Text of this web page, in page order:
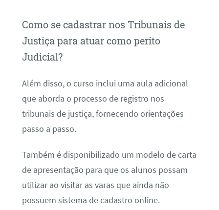
Como se cadastrar nos Tribunais de
Justiça para atuar como perito
Judicial?
Além disso, o curso inclui uma aula adicional
que aborda o processo de registro nos
tribunais de justiça, fornecendo orientações
passo a passo.
Também é disponibilizado um modelo de carta
de apresentação para que os alunos possam
utilizar ao visitar as varas que ainda não
possuem sistema de cadastro online.